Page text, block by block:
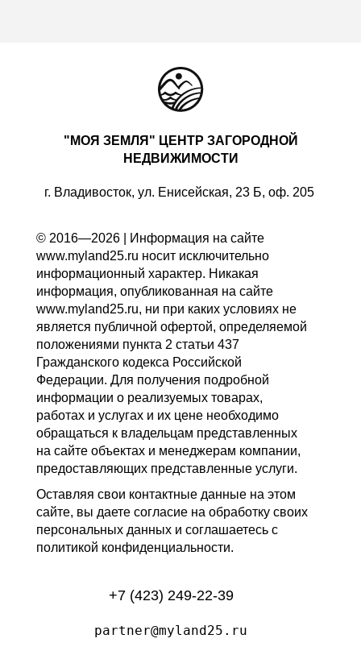
"МОЯ ЗЕМЛЯ" ЦЕНТР ЗАГОРОДНОЙ
НЕДВИЖИМОСТИ
г. Владивосток, ул. Енисейская, 23 Б, оф. 205
© 2016—2026 | Информация на сайте
www.myland25.ru носит исключительно
информационный характер. Никакая
информация, опубликованная на сайте
www.myland25.ru, ни при каких условиях не
является публичной офертой, определяемой
положениями пункта 2 статьи 437
Гражданского кодекса Российской
Федерации. Для получения подробной
информации о реализуемых товарах,
работах и услугах и их цене необходимо
обращаться к владельцам представленных
на сайте объектах и менеджерам компании,
предоставляющих представленные услуги.
Оставляя свои контактные данные на этом
сайте, вы даете согласие на обработку своих
персональных данных и соглашаетесь с
политикой конфиденциальности.
+7 (423) 249-22-39
partner@myland25.ru